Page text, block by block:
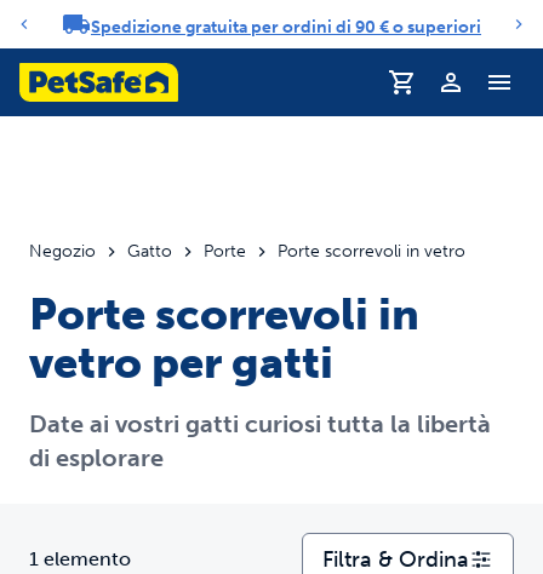
Carosello di notificheSpedizione gratuita per ordini di 90 € o superiori
Profilo
Negozio Gatto Porte Porte scorrevoli in vetro
Porte scorrevoli in
vetro per gatti
Date ai vostri gatti curiosi tutta la libertà
di esplorare
1 elemento Filtra & Ordina